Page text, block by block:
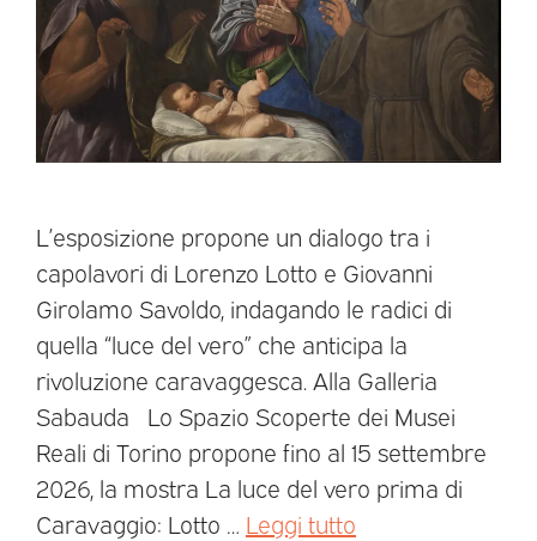
L’esposizione propone un dialogo tra i
capolavori di Lorenzo Lotto e Giovanni
Girolamo Savoldo, indagando le radici di
quella “luce del vero” che anticipa la
rivoluzione caravaggesca. Alla Galleria
Sabauda Lo Spazio Scoperte dei Musei
Reali di Torino propone fino al 15 settembre
2026, la mostra La luce del vero prima di
Caravaggio: Lotto … Leggi tutto